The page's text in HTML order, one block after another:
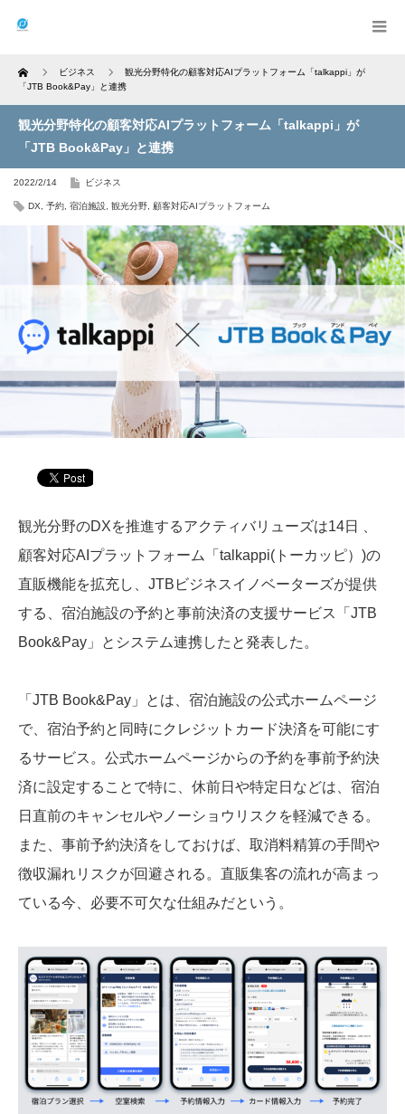
Home ビジネス
観光分野特化の顧客対応AIプラットフォーム「talkappi」が
「JTB Book&Pay」と連携
観光分野特化の顧客対応AIプラットフォーム「talkappi」が
「JTB Book&Pay」と連携
2022/2/14 ビジネス
DX 予約 宿泊施設 観光分野 顧客対応AIプラットフォーム
観光分野のDXを推進するアクティバリューズは14日 、
顧客対応AIプラットフォーム「talkappi(トーカッピ）)の
直販機能を拡充し、JTBビジネスイノベーターズが提供
する、宿泊施設の予約と事前決済の支援サービス「JTB
Book&Pay」とシステム連携したと発表した。
「JTB Book&Pay」とは、宿泊施設の公式ホームページ
で、宿泊予約と同時にクレジットカード決済を可能にす
るサービス。公式ホームページからの予約を事前予約決
済に設定することで特に、休前日や特定日などは、宿泊
日直前のキャンセルやノーショウリスクを軽減できる。
また、事前予約決済をしておけば、取消料精算の手間や
徴収漏れリスクが回避される。直販集客の流れが高まっ
ている今、必要不可欠な仕組みだという。